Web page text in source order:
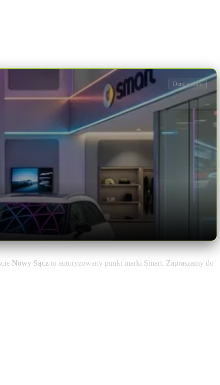
Dane ogólne
Nowy Sącz to autoryzowany punkt marki Smart. Zapraszamy do